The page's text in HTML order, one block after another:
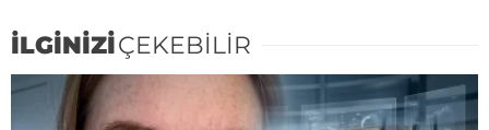
İLGİNİZİÇEKEBİLİR